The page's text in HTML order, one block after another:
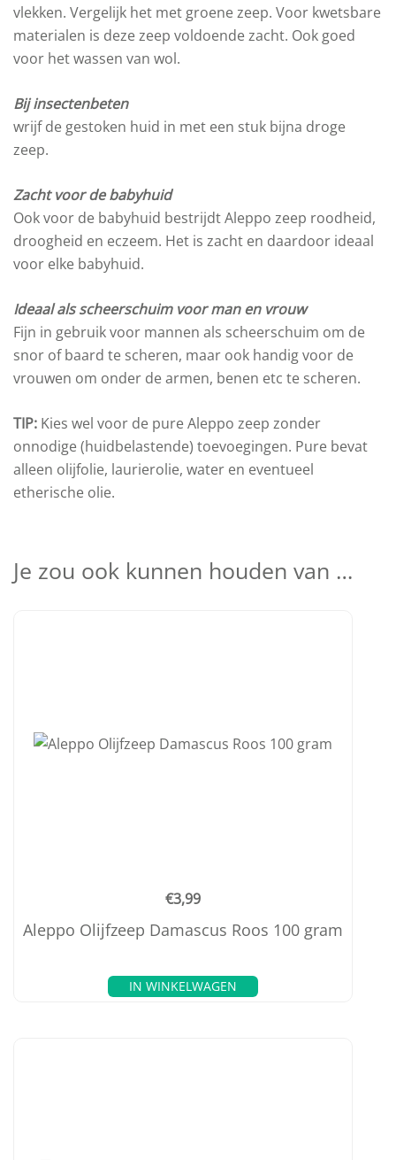
vlekken. Vergelijk het met groene zeep. Voor kwetsbare
materialen is deze zeep voldoende zacht. Ook goed
voor het wassen van wol.
Bij insectenbeten
wrijf de gestoken huid in met een stuk bijna droge
zeep.
Zacht voor de babyhuid
Ook voor de babyhuid bestrijdt Aleppo zeep roodheid,
droogheid en eczeem. Het is zacht en daardoor ideaal
voor elke babyhuid.
Ideaal als scheerschuim voor man en vrouw
Fijn in gebruik voor mannen als scheerschuim om de
snor of baard te scheren, maar ook handig voor de
vrouwen om onder de armen, benen etc te scheren.
TIP: Kies wel voor de pure Aleppo zeep zonder
onnodige (huidbelastende) toevoegingen. Pure bevat
alleen olijfolie, laurierolie, water en eventueel
etherische olie.
Je zou ook kunnen houden van …
€3,99
Aleppo Olijfzeep Damascus Roos 100 gram
IN WINKELWAGEN